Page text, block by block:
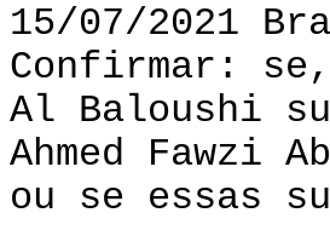
15/07/2021
Confirmar: se,
Al Baloushi
Ahmed Fawzi
ou se essas